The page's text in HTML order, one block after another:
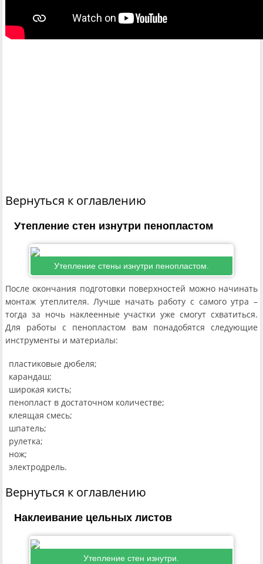
Вернуться к оглавлению
Утепление стен изнутри пенопластом
Утепление стены изнутри пенопластом.
После окончания подготовки поверхностей можно начинать
монтаж утеплителя. Лучше начать работу с самого утра –
тогда за ночь наклеенные участки уже смогут схватиться.
Для работы с пенопластом вам понадобятся следующие
инструменты и материалы:
пластиковые дюбеля;
карандаш;
широкая кисть;
пенопласт в достаточном количестве;
клеящая смесь;
шпатель;
рулетка;
нож;
электродрель.
Вернуться к оглавлению
Наклеивание цельных листов
Утепление стен изнутри.